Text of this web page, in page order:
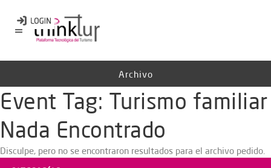
Archivo
Event Tag: Turismo familiar
Nada Encontrado
Disculpe, pero no se encontraron resultados para el archivo pedido.